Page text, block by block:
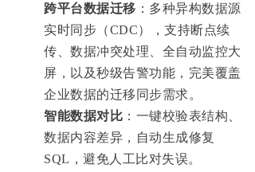
跨平台数据迁移 ：多种异构数据源
实时同步（CDC），支持断点续
传、数据冲突处理、全自动监控大
屏，以及秒级告警功能，完美覆盖
企业数据的迁移同步需求。
智能数据对比 ：一键校验表结构、
数据内容差异，自动生成修复
SQL，避免人工比对失误。